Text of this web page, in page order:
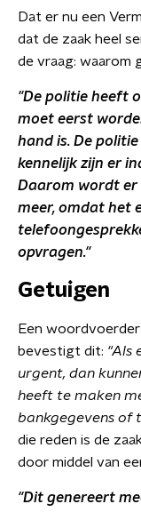
Dat er nu een
dat de zaak heel
de vraag: waarom
"De politie heeft
moet eerst
hand is. De
kennelijk zijn er
Daarom wordt er
meer, omdat het
opvragen."
Getuigen
Een
bevestigt dit: "Als
urgent, dan
heeft te maken
bankgegevens of
die reden is de
door middel van
"Dit genereert